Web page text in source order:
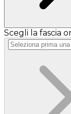
Scegli la fascia